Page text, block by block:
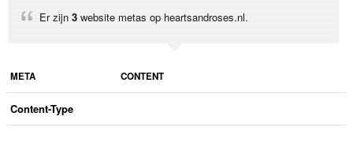
Er zijn 3 website metas op heartsandroses.nl.
META CONTENT
Content-Type